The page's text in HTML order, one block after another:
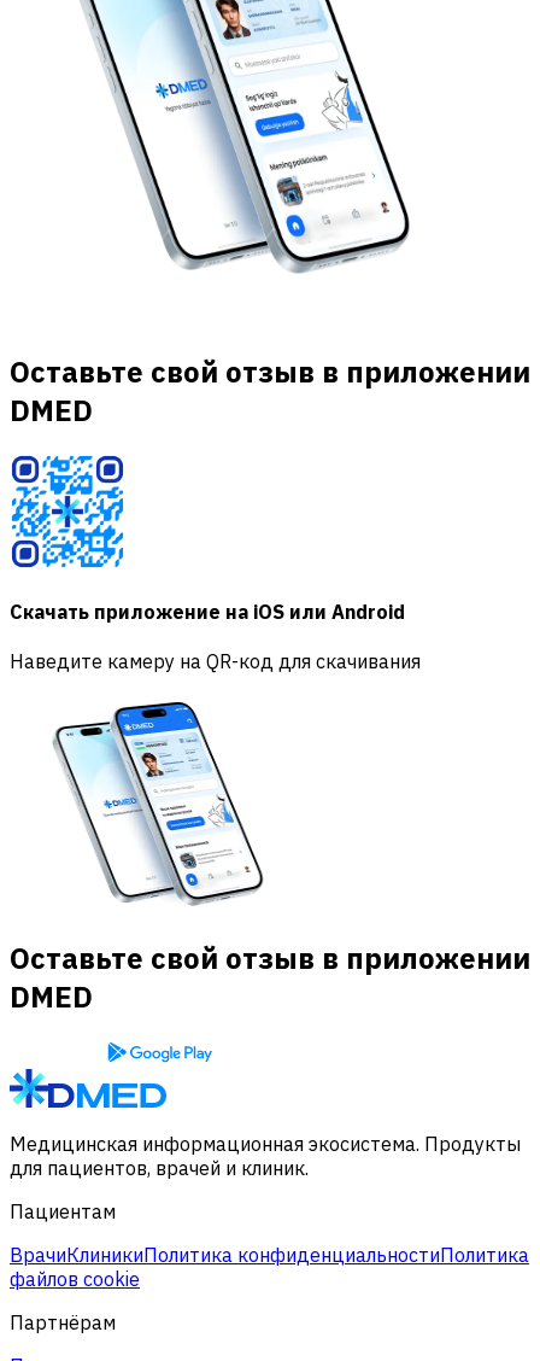
Оставьте свой отзыв в приложении
DMED
Скачать приложение на iOS или Android
Наведите камеру на QR-код для скачивания
Оставьте свой отзыв в приложении
DMED
Медицинская информационная экосистема. Продукты
для пациентов, врачей и клиник.
Пациентам
ВрачиКлиникиПолитика конфиденциальностиПолитика
файлов cookie
Партнёрам